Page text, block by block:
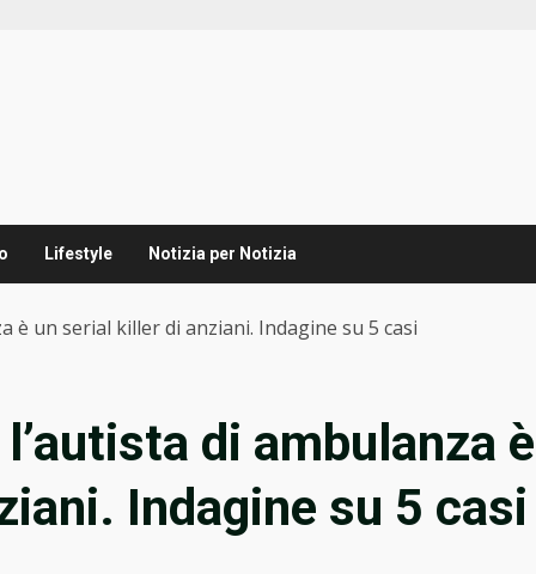
Lifestyle Notizia per Notizia
è un serial killer di anziani. Indagine su 5 casi
di ambulanza è
Indagine su 5 casi